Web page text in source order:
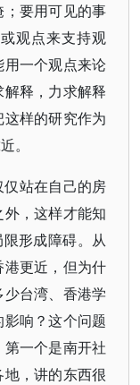
要用可见的事
观点来支持观
一个观点来论
释，力求解释
样的研究作为
。
站在自己的房
，这样才能知
形成障碍。从
更近，但为什
台湾、香港学
响？这个问题
一个是南开社
，讲的东西很